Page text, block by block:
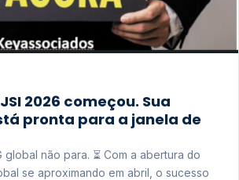
2026 começou. Sua
pronta para a janela de
para. ⏳ Com a abertura do
se aproximando em abril, o sucesso